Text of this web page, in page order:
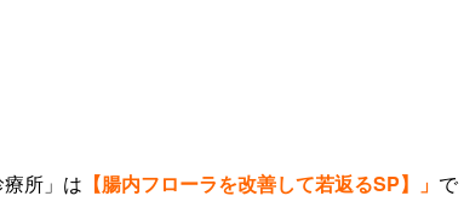
所」は 【腸内フローラを改善して若返るSP】 」 で